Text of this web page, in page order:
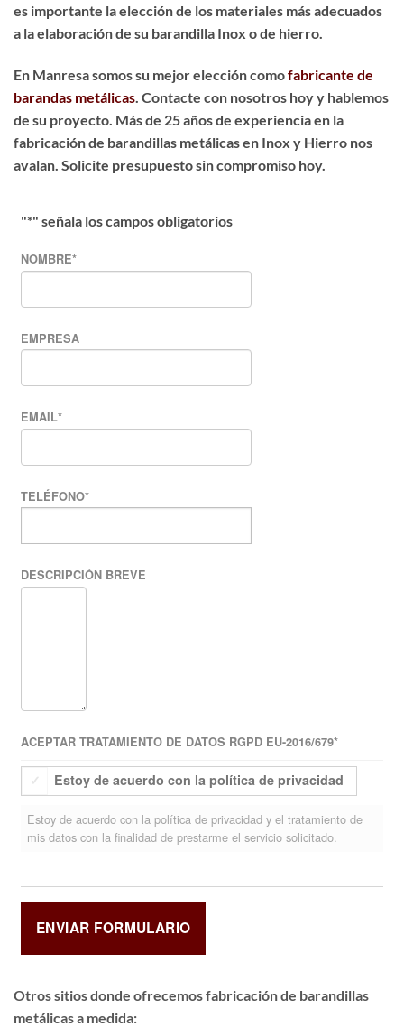
es importante la elección de los materiales más adecuados
a la elaboración de su barandilla Inox o de hierro.
En Manresa somos su mejor elección comofabricante de
barandas metálicas . Contacte con nosotros hoy y hablemos
de su proyecto. Más de 25 años de experiencia en la
fabricación de barandillas metálicas en Inox y Hierro nos
avalan. Solicite presupuesto sin compromiso hoy.
"*" señala los campos obligatorios
NOMBRE*
EMPRESA
EMAIL*
TELÉFONO*
DESCRIPCIÓN BREVE
ACEPTAR TRATAMIENTO DE DATOS RGPD EU-2016/679*
Estoy de acuerdo con la política de privacidad
Estoy de acuerdo con la política de privacidad y el tratamiento de
mis datos con la finalidad de prestarme el servicio solicitado.
Otros sitios donde ofrecemosfabricación de barandillas
metálicas a medida: